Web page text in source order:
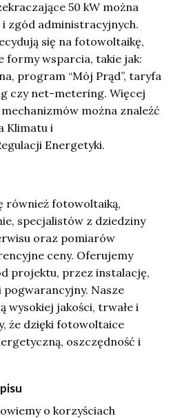
50 kW można
zgód administracyjnych.
się na fotowoltaikę,
formy wsparcia, takie jak:
program “Mój Prąd”, taryfa
czy net-metering. Więcej
można znaleźć
Klimatu i
Energetyki.
również fotowoltaiką,
specjalistów z dziedziny
oraz pomiarów
ceny. Oferujemy
projektu, przez instalację,
Nasze
wysokiej jakości, trwałe i
że dzięki fotowoltaice
oszczędność i
o korzyściach